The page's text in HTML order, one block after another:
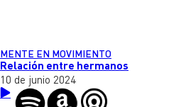
MENTE EN MOVIMIENTO
Relación entre hermanos
10 de junio 2024